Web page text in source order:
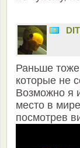
Раньше
которые не
Возможно я
место в
посмотрев